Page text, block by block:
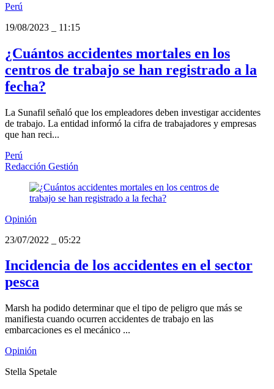
Perú
19/08/2023
11:15
¿Cuántos accidentes mortales en los
centros de trabajo se han registrado a la
fecha?
La Sunafil señaló que los empleadores deben investigar accidentes
de trabajo. La entidad informó la cifra de trabajadores y empresas
que han reci...
Perú
Redacción Gestión
Opinión
23/07/2022
05:22
Incidencia de los accidentes en el sector
pesca
Marsh ha podido determinar que el tipo de peligro que más se
manifiesta cuando ocurren accidentes de trabajo en las
embarcaciones es el mecánico ...
Opinión
Stella Spetale